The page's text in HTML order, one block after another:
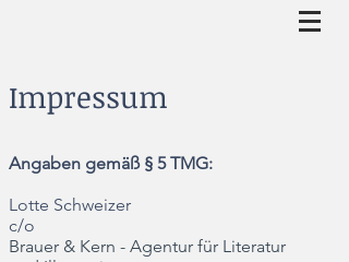
Impressum
Angaben gemäß § 5 TMG:
Lotte Schweizer
c/o
Brauer & Kern - Agentur für Literatur